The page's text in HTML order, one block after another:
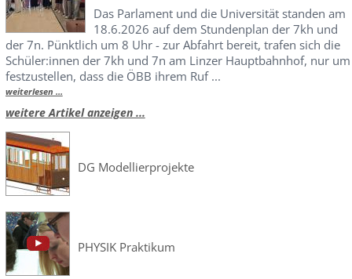
Das Parlament und die Universität standen am
18.6.2026 auf dem Stundenplan der 7kh und
der 7n. Pünktlich um 8 Uhr - zur Abfahrt bereit, trafen sich die
Schüler:innen der 7kh und 7n am Linzer Hauptbahnhof, nur um
festzustellen, dass die ÖBB ihrem Ruf ...
weiterlesen ...
weitere Artikel anzeigen ...
DG Modellierprojekte
PHYSIK Praktikum